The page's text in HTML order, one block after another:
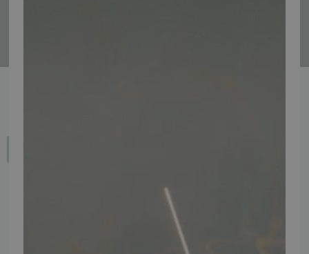
IMPORTØR
Alle mærker og modeller på tmp.dk importeres i Danmark af: